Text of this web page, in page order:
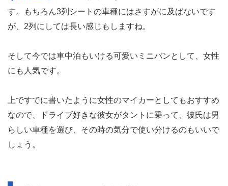
す。もちろん3列シートの車種にはさすがに及ばないです
が、2列にしては長い感じもしますね。
そして今では車中泊もいける可愛いミニバンとして、女性
にも人気です。
上ですでに書いたように女性のマイカーとしてもおすすめ
なので、ドライブ好きな彼女がタントに乗って、彼氏は男
らしい車種を選び、その時の気分で使い分けるのもいいで
しょう。